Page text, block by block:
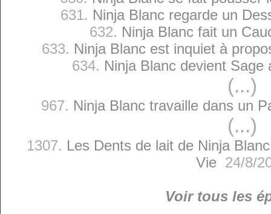
631. Ninja Blanc regarde un
632. Ninja Blanc fait un
633. Ninja Blanc est inquiet à
634. Ninja Blanc devient Sage
(...)
967. Ninja Blanc travaille dans un
(...)
1307. Les Dents de lait de Ninja
Vie24/8/
Voir tous les